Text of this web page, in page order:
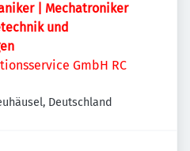
| Mechatroniker
und
GmbH RC
Deutschland